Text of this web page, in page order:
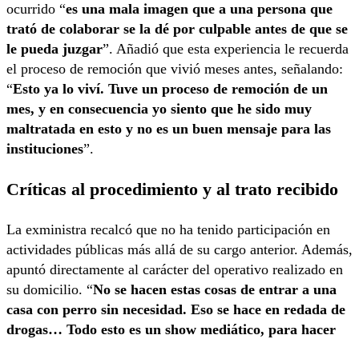
ocurrido “es una mala imagen que a una persona que
trató de colaborar se la dé por culpable antes de que se
le pueda juzgar”. Añadió que esta experiencia le recuerda
el proceso de remoción que vivió meses antes, señalando:
“Esto ya lo viví. Tuve un proceso de remoción de un
mes, y en consecuencia yo siento que he sido muy
maltratada en esto y no es un buen mensaje para las
instituciones”.
Críticas al procedimiento y al trato recibido
La exministra recalcó que no ha tenido participación en
actividades públicas más allá de su cargo anterior. Además,
apuntó directamente al carácter del operativo realizado en
su domicilio. “No se hacen estas cosas de entrar a una
casa con perro sin necesidad. Eso se hace en redada de
drogas… Todo esto es un show mediático, para hacer